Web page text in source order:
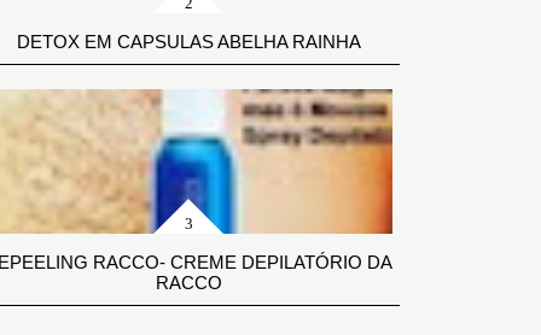
DETOX EM CAPSULAS ABELHA RAINHA
RACCO- CREME DEPILATÓRIO DA
RACCO